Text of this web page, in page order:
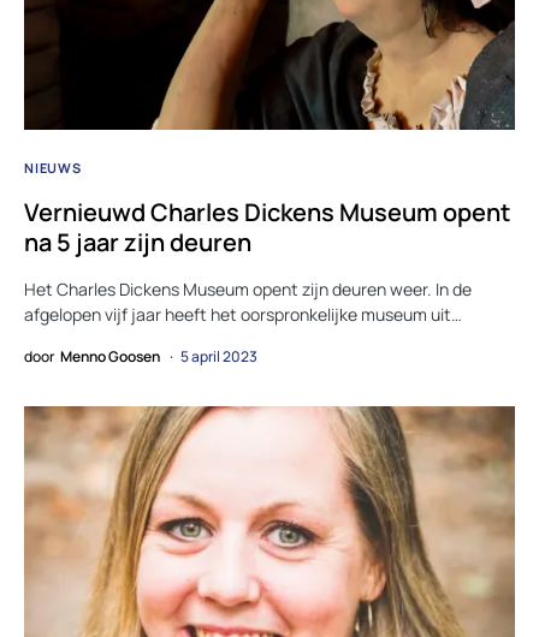
NIEUWS
Vernieuwd Charles Dickens Museum opent
na 5 jaar zijn deuren
Het Charles Dickens Museum opent zijn deuren weer. In de
afgelopen vijf jaar heeft het oorspronkelijke museum uit…
door Menno Goosen 5 april 2023